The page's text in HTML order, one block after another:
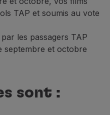
TAP et soumis au vote
les passagers TAP
septembre et octobre
sont :